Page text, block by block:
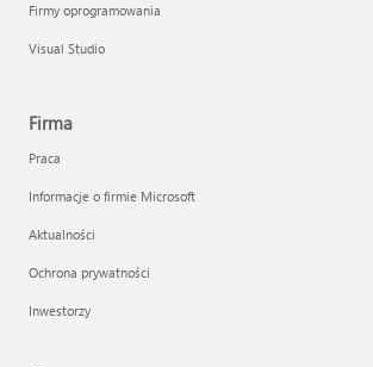
Firmy oprogramowania
Visual Studio
Firma
Praca
Informacje o firmie Microsoft
Aktualności
Ochrona prywatności
Inwestorzy